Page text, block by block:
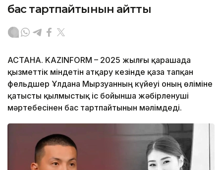
бас тартпайтынын айтты
АСТАНА. KAZINFORM – 2025 жылғы қарашада
қызметтік міндетін атқару кезінде қаза тапқан
фельдшер Ұлдана Мырзуанның күйеуі оның өліміне
қатысты қылмыстық іс бойынша жәбірленуші
мәртебесінен бас тартпайтынын мәлімдеді.